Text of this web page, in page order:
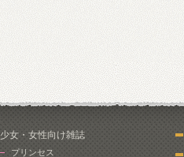
少女・女性向け雑誌
プリンセス